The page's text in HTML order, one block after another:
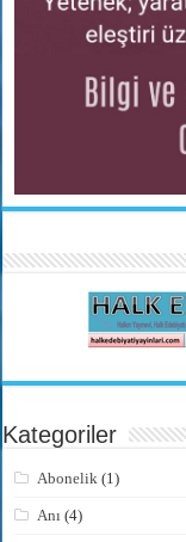
Kategoriler
Abonelik (1)
Anı (4)